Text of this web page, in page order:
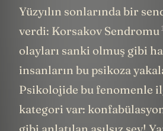
Yüzyılın sonlarında bir
verdi: Korsakov Sendromu
olayları sanki olmuş gibi
insanların bu psikoza
Psikolojide bu fenomenle
kategori var: